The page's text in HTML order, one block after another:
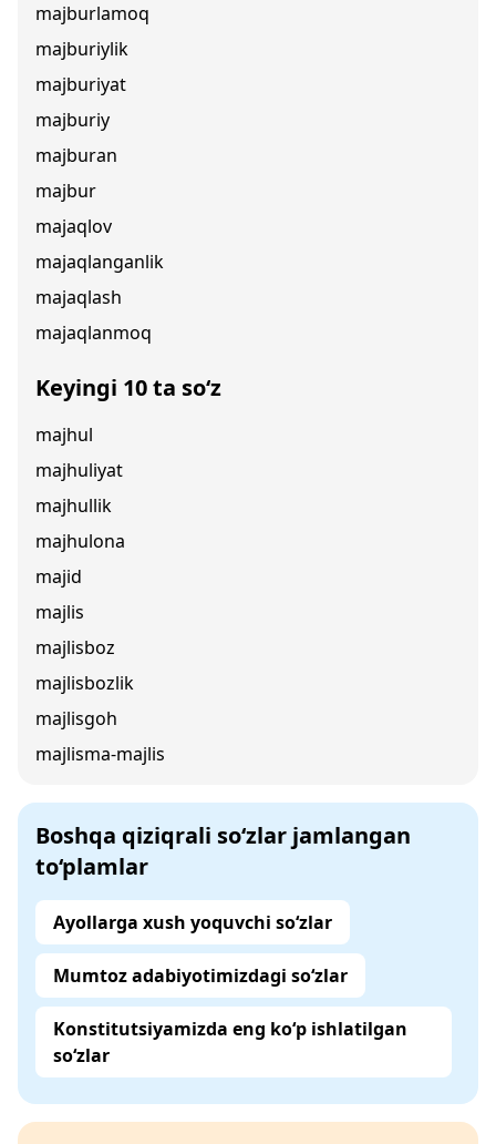
majburlamoq
majburiylik
majburiyat
majburiy
majburan
majbur
majaqlov
majaqlanganlik
majaqlash
majaqlanmoq
Keyingi 10 ta so‘z
majhul
majhuliyat
majhullik
majhulona
majid
majlis
majlisboz
majlisbozlik
majlisgoh
majlisma-majlis
Boshqa qiziqrali so‘zlar jamlangan
to‘plamlar
Ayollarga xush yoquvchi so‘zlar
Mumtoz adabiyotimizdagi so‘zlar
Konstitutsiyamizda eng ko‘p ishlatilgan
so‘zlar